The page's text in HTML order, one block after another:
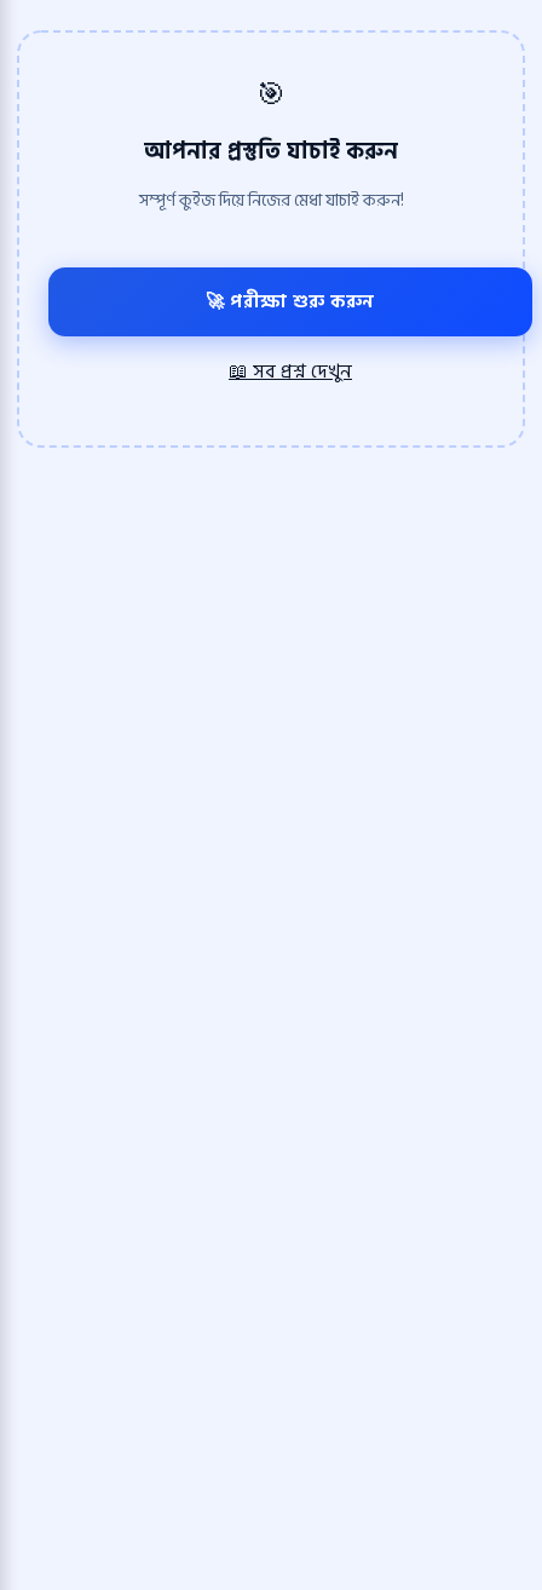
🎯
আপনার প্রস্তুতি যাচাই করুন
সম্পূর্ণ কুইজ দিয়ে নিজের মেধা যাচাই করুন!
🚀 পরীক্ষা শুরু করুন
📖 সব প্রশ্ন দেখুন